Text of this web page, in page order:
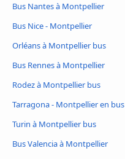
Bus Nantes à Montpellier
Bus Nice - Montpellier
Orléans à Montpellier bus
Bus Rennes à Montpellier
Rodez à Montpellier bus
Tarragona - Montpellier en bus
Turin à Montpellier bus
Bus Valencia à Montpellier